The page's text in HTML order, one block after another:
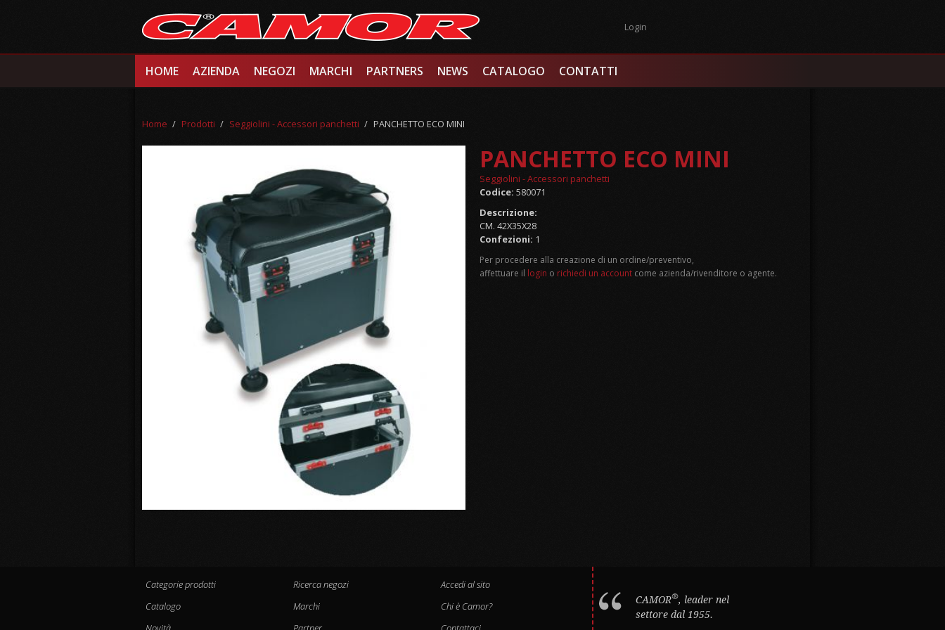
Login
HOME AZIENDA NEGOZI MARCHI PARTNERS NEWS CATALOGO CONTATTI
Home / Prodotti / Seggiolini - Accessori panchetti / PANCHETTO ECO MINI
PANCHETTO ECO MINI
Seggiolini - Accessori panchetti
Codice: 580071
Descrizione:
CM. 42X35X28
Confezioni: 1
Per procedere alla creazione di un ordine/preventivo,
affettuare il login o richiedi un account come azienda/rivenditore o agente.
Categorie prodotti
Catalogo
Ricerca negozi
Marchi
Accedi al sito
Chi è Camor?
CAMOR®, leader nel
settore dal 1955.